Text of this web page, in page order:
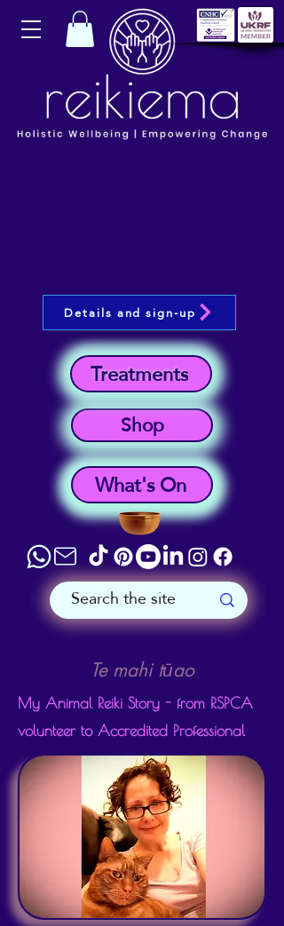
What's On
Shop
Treatments
Details and sign-up
Te mahi tūao
My Animal Reiki Story - from RSPCA
volunteer to Accredited Professional